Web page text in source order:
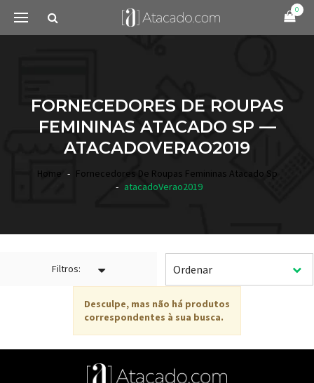
0
FORNECEDORES DE ROUPAS
FEMININAS ATACADO SP —
ATACADOVERAO2019
Home
Fornecedores De Roupas Femininas Atacado Sp
atacadoVerao2019
Filtros:
Desculpe, mas não há produtos
correspondentes à sua busca.